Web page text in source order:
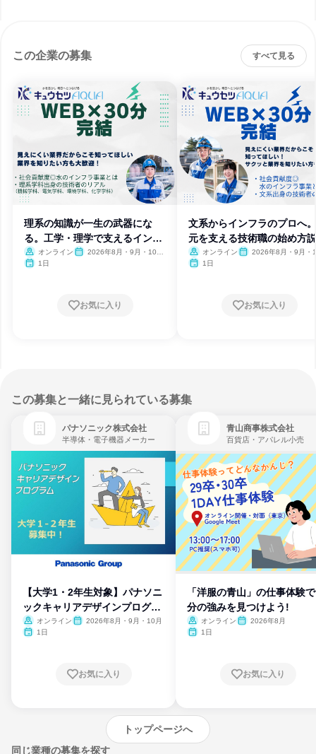
この企業の募集 すべて見る
理系の知識が一生の武器にな
る。工学・理学で支えるインフ
ラ技術オンライン
2026年8月・9月・10
1日
お気に入り
文系からインフラのプロへ
元を支える技術職の始め方
会
オンライン
2026年8月・9月・
1日
お気に入り
この募集と一緒に見られている募集
パナソニック株式会社
半導体・電子機器メーカー
【大学1・2年生対象】パナソニ
ックキャリアデザインプログラ
ム
オンライン
2026年8月・9月・10月
1日
お気に入り
青山商事株式会社
百貨店・アパレル小売
「洋服の青山」の仕事体験
分の強みを見つけよう!
オンライン
2026年8月
1日
お気に入り
トップページへ
同じ業種の募集を探す